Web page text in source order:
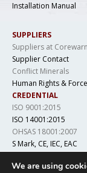
Installation Manual
SUPPLIERS
Suppliers at
Supplier Contact
Conflict Minerals
Human Rights &
CREDENTIAL
ISO 9001:2015
ISO 14001:2015
OHSAS 18001:2007
S Mark, CE, IEC, EAC
We are using